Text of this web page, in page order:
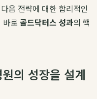
음 전략에 대한 합리적인
바로 골드닥터스 성과의 핵
의 성장을 설계